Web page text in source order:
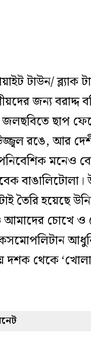
টাউন/ ব্ল্যাক
জন্য বরাদ্দ
জলছবিতে ছাপ
রঙে, আর
মনেও
তৈরি হয়েছে
আমাদের চোখে ও
দশক থেকে